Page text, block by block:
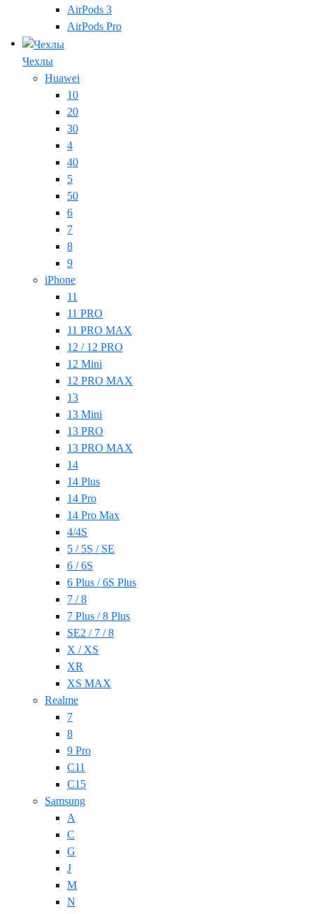
AirPods 3
AirPods Pro
Чехлы
Huawei
10
20
30
4
40
5
50
6
7
8
9
iPhone
11
11 PRO
11 PRO MAX
12 / 12 PRO
12 Mini
12 PRO MAX
13
13 Mini
13 PRO
13 PRO MAX
14
14 Plus
14 Pro
14 Pro Max
4/4S
5 / 5S / SE
6 / 6S
6 Plus / 6S Plus
7 / 8
7 Plus / 8 Plus
SE2 / 7 / 8
X / XS
XR
XS MAX
Realme
7
8
9 Pro
C11
C15
Samsung
A
C
G
J
M
N